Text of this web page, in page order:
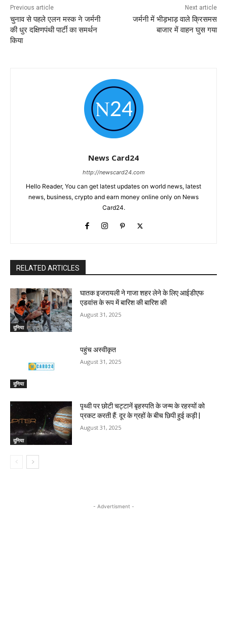
Previous article
चुनाव से पहले एलन मस्क ने जर्मनी
की धुर दक्षिणपंथी पार्टी का समर्थन
किया
Next article
जर्मनी में भीड़भाड़ वाले क्रिसमस
बाजार में वाहन घुस गया
News Card24
http://newscard24.com
Hello Reader, You can get latest updates on world news, latest
news, business, crypto and earn money online only on News
Card24.
RELATED ARTICLES
दुनिया
घातक इजरायली ने गाजा शहर लेने के लिए आईडीएफ
एडवांस के रूप में बारिश की बारिश की
August 31, 2025
दुनिया
पहुंच अस्वीकृत
August 31, 2025
दुनिया
पृथ्वी पर छोटी चट्टानें बृहस्पति के जन्म के रहस्यों को
प्रकट करती हैं: दूर के ग्रहों के बीच छिपी हुई कड़ी |
August 31, 2025
- Advertisment -